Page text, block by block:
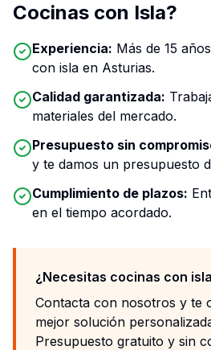
Cocinas con Isla?
Experiencia: Más de 15
con isla en Asturias.
Calidad garantizada:
materiales del mercado.
Presupuesto sin
y te damos un presupuesto
Cumplimiento de plazos:
en el tiempo acordado.
¿Necesitas cocinas con
Contacta con nosotros y te
mejor solución
Presupuesto gratuito y sin